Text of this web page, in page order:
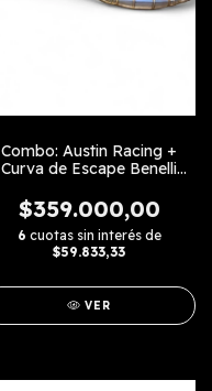
Combo: Austin Racing +
Curva de Escape Benelli
$359.000,00
6 cuotas sin interés de
$59.833,33
VER